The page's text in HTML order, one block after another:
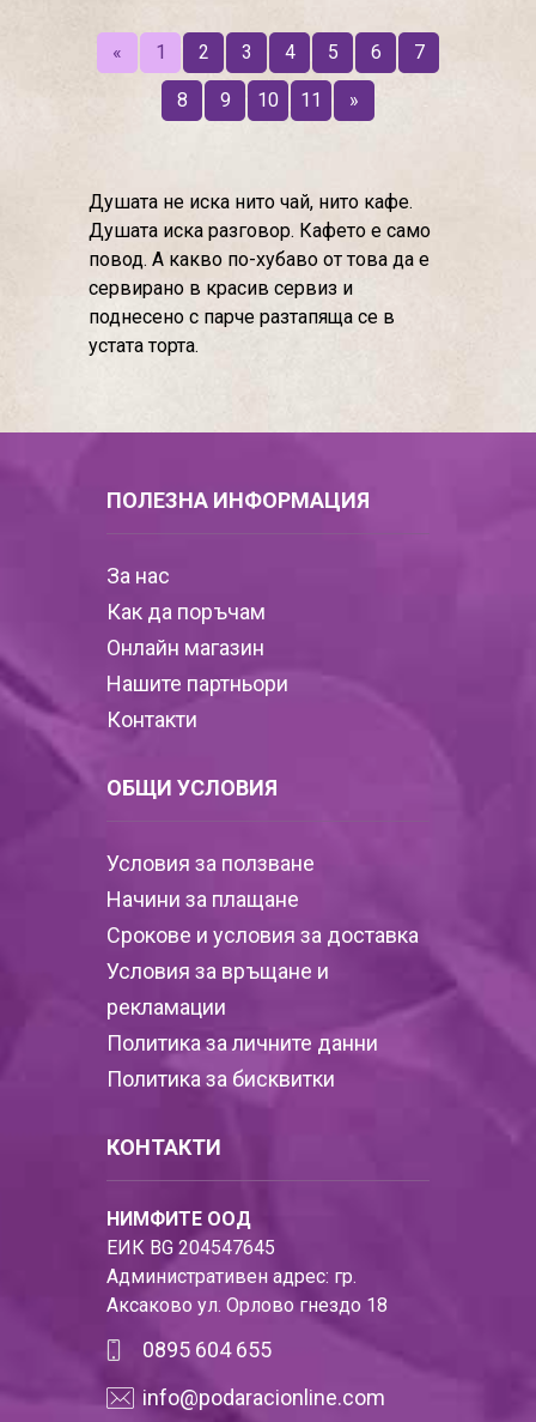
« 1 2 3 4 5 6 7
8 9 10 11 »
Душата не иска нито чай, нито кафе.
Душата иска разговор. Кафето е само
повод. А какво по-хубаво от това да е
сервирано в красив сервиз и
поднесено с парче разтапяща се в
устата торта.
ПОЛЕЗНА ИНФОРМАЦИЯ
За нас
Как да поръчам
Онлайн магазин
Нашите партньори
Контакти
ОБЩИ УСЛОВИЯ
Условия за ползване
Начини за плащане
Срокове и условия за доставка
Условия за връщане и
рекламации
Политика за личните данни
Политика за бисквитки
КОНТАКТИ
НИМФИТЕ ООД
ЕИК BG 204547645
Административен адрес: гр.
Аксаково ул. Орлово гнездо 18
0895 604 655
info@podaracionline.com